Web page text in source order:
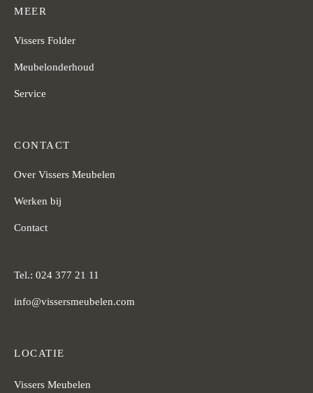
MEER
Vissers Folder
Meubelonderhoud
Service
CONTACT
Over Vissers Meubelen
Werken bij
Contact
Tel.: 024 377 21 11
info@vissersmeubelen.com
LOCATIE
Vissers Meubelen